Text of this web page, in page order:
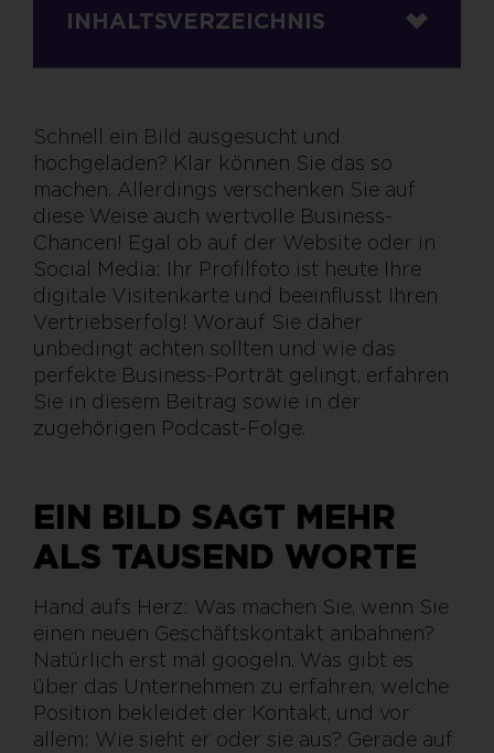
INHALTSVERZEICHNIS
Schnell ein Bild ausgesucht und
hochgeladen? Klar können Sie das so
machen. Allerdings verschenken Sie auf
diese Weise auch wertvolle Business-
Chancen! Egal ob auf der Website oder in
Social Media: Ihr Profilfoto ist heute Ihre
digitale Visitenkarte und beeinflusst Ihren
Vertriebserfolg! Worauf Sie daher
unbedingt achten sollten und wie das
perfekte Business-Porträt gelingt, erfahren
Sie in diesem Beitrag sowie in der
zugehörigen Podcast-Folge.
EIN BILD SAGT MEHR
ALS TAUSEND WORTE
Hand aufs Herz: Was machen Sie, wenn Sie
einen neuen Geschäftskontakt anbahnen?
Natürlich erst mal googeln. Was gibt es
über das Unternehmen zu erfahren, welche
Position bekleidet der Kontakt, und vor
allem: Wie sieht er oder sie aus? Gerade auf